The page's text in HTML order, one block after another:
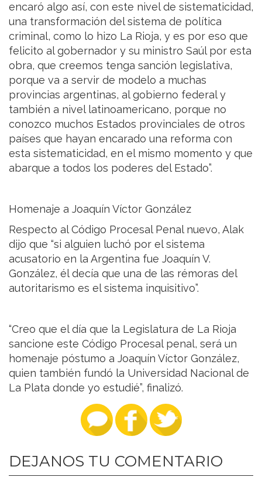
encaró algo así, con este nivel de sistematicidad,
una transformación del sistema de política
criminal, como lo hizo La Rioja, y es por eso que
felicito al gobernador y su ministro Saúl por esta
obra, que creemos tenga sanción legislativa,
porque va a servir de modelo a muchas
provincias argentinas, al gobierno federal y
también a nivel latinoamericano, porque no
conozco muchos Estados provinciales de otros
países que hayan encarado una reforma con
esta sistematicidad, en el mismo momento y que
abarque a todos los poderes del Estado”.
Homenaje a Joaquín Víctor González
Respecto al Código Procesal Penal nuevo, Alak
dijo que “si alguien luchó por el sistema
acusatorio en la Argentina fue Joaquín V.
González, él decía que una de las rémoras del
autoritarismo es el sistema inquisitivo”.
“Creo que el día que la Legislatura de La Rioja
sancione este Código Procesal penal, será un
homenaje póstumo a Joaquín Víctor González,
quien también fundó la Universidad Nacional de
La Plata donde yo estudié”, finalizó.
DEJANOS TU COMENTARIO